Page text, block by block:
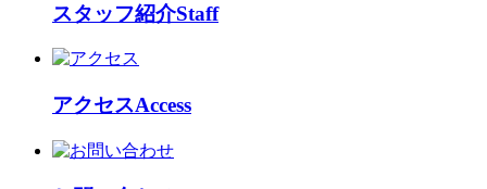
スタッフ紹介Staff
アクセスAccess